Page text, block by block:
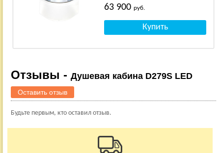
63 900 руб.
Отзывы - Душевая кабина D279S LED
Оставить отзыв
Будьте первым, кто оставил отзыв.